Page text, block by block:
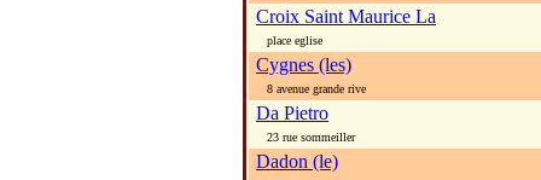
Croix Saint Maurice La
place eglise
Cygnes (les)
8 avenue grande rive
Da Pietro
23 rue sommeiller
Dadon (le)